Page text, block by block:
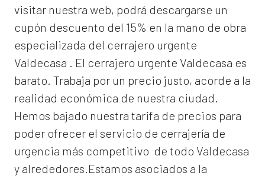
visitar nuestra web, podrá descargarse un
cupón descuento del 15% en la mano de obra
especializada del cerrajero urgente
Valdecasa . El cerrajero urgente Valdecasa es
barato. Trabaja por un precio justo, acorde a la
realidad económica de nuestra ciudad.
Hemos bajado nuestra tarifa de precios para
poder ofrecer el servicio de cerrajería de
urgencia más competitivo de todo Valdecasa
y alrededores.Estamos asociados a la